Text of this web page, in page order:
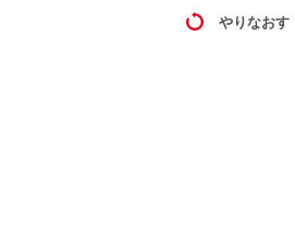
やりなおす